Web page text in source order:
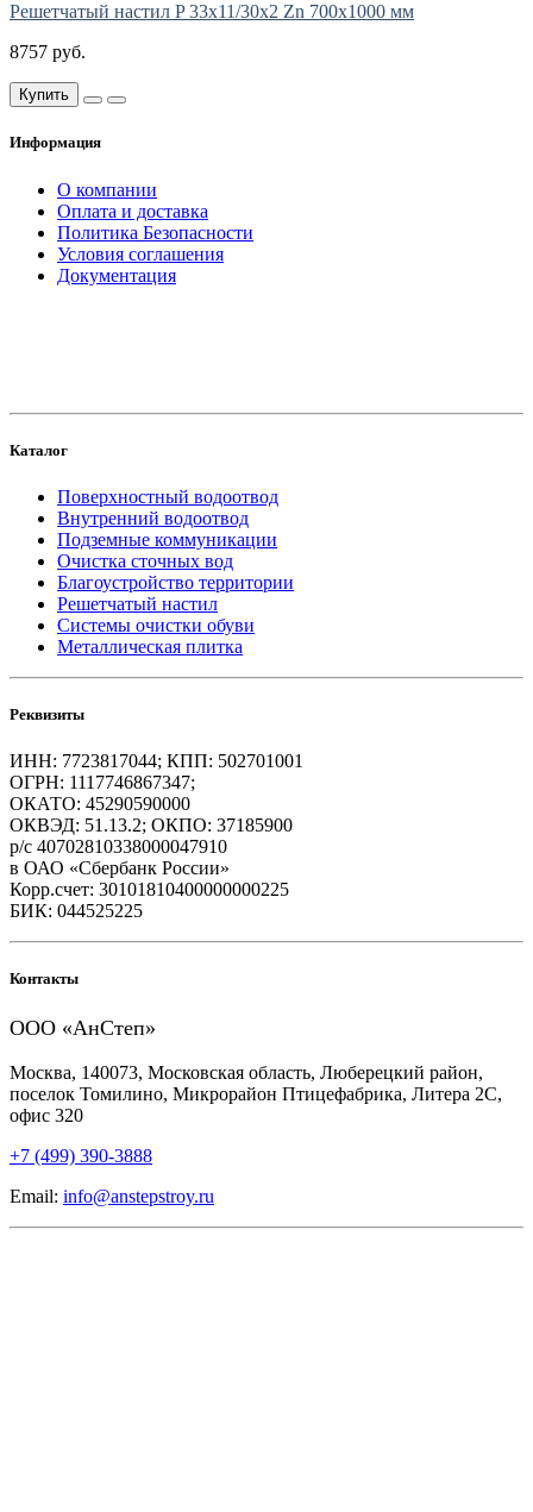
Решетчатый настил P 33х11/30х2 Zn 700х1000 мм
8757 руб.
Купить
Информация
О компании
Оплата и доставка
Политика Безопасности
Условия соглашения
Документация
Каталог
Поверхностный водоотвод
Внутренний водоотвод
Подземные коммуникации
Очистка сточных вод
Благоустройство территории
Решетчатый настил
Системы очистки обуви
Металлическая плитка
Реквизиты
ИНН: 7723817044; КПП: 502701001
ОГРН: 1117746867347;
ОКАТО: 45290590000
ОКВЭД: 51.13.2; ОКПО: 37185900
р/с 40702810338000047910
в ОАО «Сбербанк России»
Корр.счет: 30101810400000000225
БИК: 044525225
Контакты
ООО «АнСтеп»
Москва, 140073, Московская область, Люберецкий район,
поселок Томилино, Микрорайон Птицефабрика, Литера 2С,
офис 320
+7 (499) 390-3888
Email: info@anstepstroy.ru